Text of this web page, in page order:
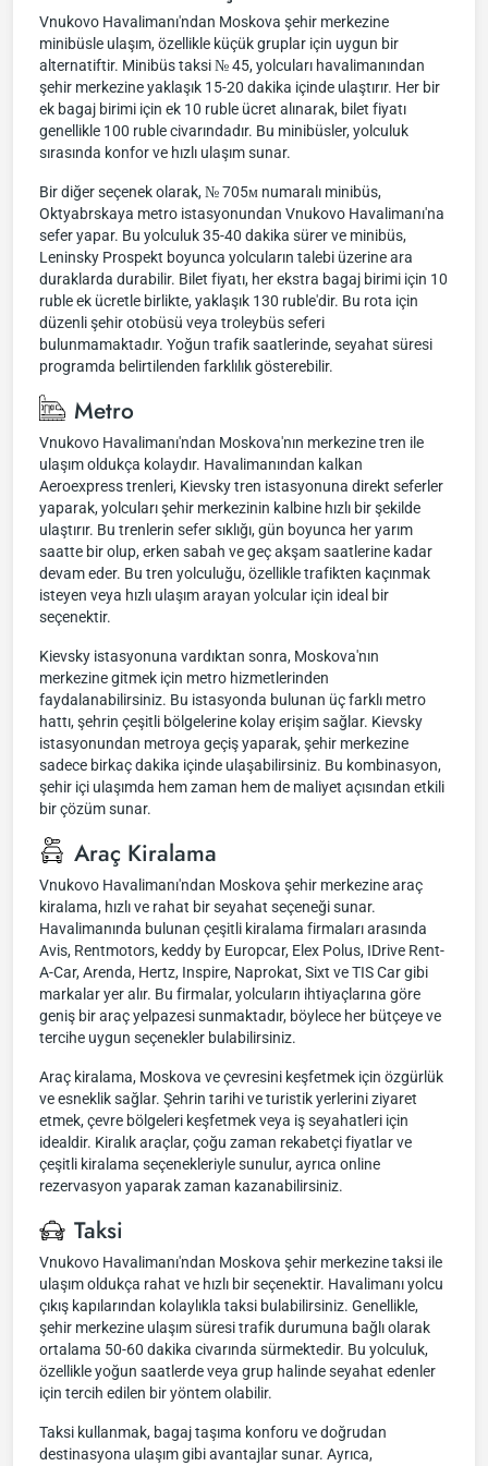
Vnukovo Havalimanı'ndan Moskova şehir merkezine
minibüsle ulaşım, özellikle küçük gruplar için uygun bir
alternatiftir. Minibüs taksi № 45, yolcuları havalimanından
şehir merkezine yaklaşık 15-20 dakika içinde ulaştırır. Her bir
ek bagaj birimi için ek 10 ruble ücret alınarak, bilet fiyatı
genellikle 100 ruble civarındadır. Bu minibüsler, yolculuk
sırasında konfor ve hızlı ulaşım sunar.
Bir diğer seçenek olarak, № 705м numaralı minibüs,
Oktyabrskaya metro istasyonundan Vnukovo Havalimanı'na
sefer yapar. Bu yolculuk 35-40 dakika sürer ve minibüs,
Leninsky Prospekt boyunca yolcuların talebi üzerine ara
duraklarda durabilir. Bilet fiyatı, her ekstra bagaj birimi için 10
ruble ek ücretle birlikte, yaklaşık 130 ruble'dir. Bu rota için
düzenli şehir otobüsü veya troleybüs seferi
bulunmamaktadır. Yoğun trafik saatlerinde, seyahat süresi
programda belirtilenden farklılık gösterebilir.
Metro
Vnukovo Havalimanı'ndan Moskova'nın merkezine tren ile
ulaşım oldukça kolaydır. Havalimanından kalkan
Aeroexpress trenleri, Kievsky tren istasyonuna direkt seferler
yaparak, yolcuları şehir merkezinin kalbine hızlı bir şekilde
ulaştırır. Bu trenlerin sefer sıklığı, gün boyunca her yarım
saatte bir olup, erken sabah ve geç akşam saatlerine kadar
devam eder. Bu tren yolculuğu, özellikle trafikten kaçınmak
isteyen veya hızlı ulaşım arayan yolcular için ideal bir
seçenektir.
Kievsky istasyonuna vardıktan sonra, Moskova'nın
merkezine gitmek için metro hizmetlerinden
faydalanabilirsiniz. Bu istasyonda bulunan üç farklı metro
hattı, şehrin çeşitli bölgelerine kolay erişim sağlar. Kievsky
istasyonundan metroya geçiş yaparak, şehir merkezine
sadece birkaç dakika içinde ulaşabilirsiniz. Bu kombinasyon,
şehir içi ulaşımda hem zaman hem de maliyet açısından etkili
bir çözüm sunar.
Araç Kiralama
Vnukovo Havalimanı'ndan Moskova şehir merkezine araç
kiralama, hızlı ve rahat bir seyahat seçeneği sunar.
Havalimanında bulunan çeşitli kiralama firmaları arasında
Avis, Rentmotors, keddy by Europcar, Elex Polus, IDrive Rent-
A-Car, Arenda, Hertz, Inspire, Naprokat, Sixt ve TIS Car gibi
markalar yer alır. Bu firmalar, yolcuların ihtiyaçlarına göre
geniş bir araç yelpazesi sunmaktadır, böylece her bütçeye ve
tercihe uygun seçenekler bulabilirsiniz.
Araç kiralama, Moskova ve çevresini keşfetmek için özgürlük
ve esneklik sağlar. Şehrin tarihi ve turistik yerlerini ziyaret
etmek, çevre bölgeleri keşfetmek veya iş seyahatleri için
idealdir. Kiralık araçlar, çoğu zaman rekabetçi fiyatlar ve
çeşitli kiralama seçenekleriyle sunulur, ayrıca online
rezervasyon yaparak zaman kazanabilirsiniz.
Taksi
Vnukovo Havalimanı'ndan Moskova şehir merkezine taksi ile
ulaşım oldukça rahat ve hızlı bir seçenektir. Havalimanı yolcu
çıkış kapılarından kolaylıkla taksi bulabilirsiniz. Genellikle,
şehir merkezine ulaşım süresi trafik durumuna bağlı olarak
ortalama 50-60 dakika civarında sürmektedir. Bu yolculuk,
özellikle yoğun saatlerde veya grup halinde seyahat edenler
için tercih edilen bir yöntem olabilir.
Taksi kullanmak, bagaj taşıma konforu ve doğrudan
destinasyona ulaşım gibi avantajlar sunar. Ayrıca,